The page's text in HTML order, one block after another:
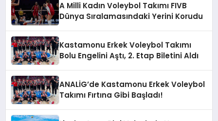
A Milli Kadın Voleybol Takımı FIVB
Dünya Sıralamasındaki Yerini Korudu
Kastamonu Erkek Voleybol Takımı
Bolu Engelini Aştı, 2. Etap Biletini Aldı
ANALİG’de Kastamonu Erkek Voleybol
Takımı Fırtına Gibi Başladı!